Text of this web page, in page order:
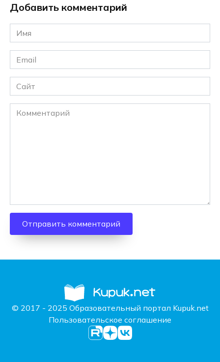
Добавить комментарий
Имя
*
Email
*
Сайт
Комментарий
© 2017 - 2025 Образовательный портал Kupuk.net
Пользовательское соглашение